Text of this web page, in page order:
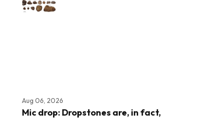
Aug 06, 2026
Mic drop: Dropstones are, in fact,